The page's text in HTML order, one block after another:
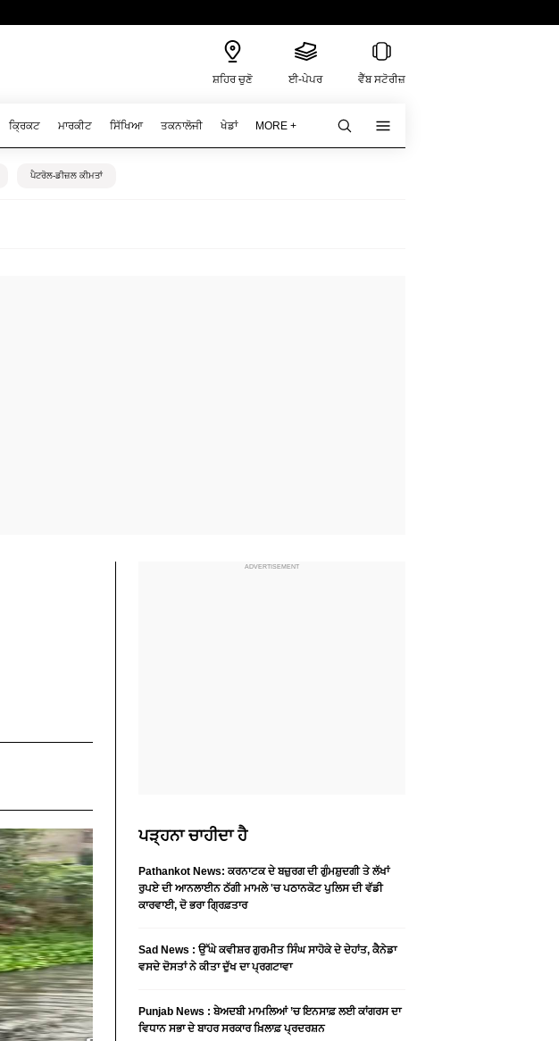
ਸ਼ਹਿਰ ਚੁਣੋ ਈ-ਪੇਪਰ ਵੈੱਬ ਸਟੋਰੀਜ਼
ਕ੍ਰਿਕਟ ਮਾਰਕੀਟ ਸਿੱਖਿਆ ਤਕਨਾਲੋਜੀ ਖੇਡਾਂ MORE +
ਪੈਟਰੋਲ-ਡੀਜ਼ਲ ਕੀਮਤਾਂ
ਪੜ੍ਹਨਾ ਚਾਹੀਦਾ ਹੈ
Pathankot News: ਕਰਨਾਟਕ ਦੇ ਬਜ਼ੁਰਗ ਦੀ ਗੁੰਮਸ਼ੁਦਗੀ ਤੇ ਲੱਖਾਂ
ਰੁਪਏ ਦੀ ਆਨਲਾਈਨ ਠੱਗੀ ਮਾਮਲੇ 'ਚ ਪਠਾਨਕੋਟ ਪੁਲਿਸ ਦੀ ਵੱਡੀ
ਕਾਰਵਾਈ, ਦੋ ਭਰਾ ਗ੍ਰਿਫ਼ਤਾਰ
Sad News : ਉੱਘੇ ਕਵੀਸ਼ਰ ਗੁਰਮੀਤ ਸਿੰਘ ਸਾਹੋਕੇ ਦੇ ਦੇਹਾਂਤ, ਕੈਨੇਡਾ
ਵਸਦੇ ਦੋਸਤਾਂ ਨੇ ਕੀਤਾ ਦੁੱਖ ਦਾ ਪ੍ਰਗਟਾਵਾ
Punjab News : ਬੇਅਦਬੀ ਮਾਮਲਿਆਂ ’ਚ ਇਨਸਾਫ਼ ਲਈ ਕਾਂਗਰਸ ਦਾ
ਵਿਧਾਨ ਸਭਾ ਦੇ ਬਾਹਰ ਸਰਕਾਰ ਖ਼ਿਲਾਫ਼ ਪ੍ਰਦਰਸ਼ਨ